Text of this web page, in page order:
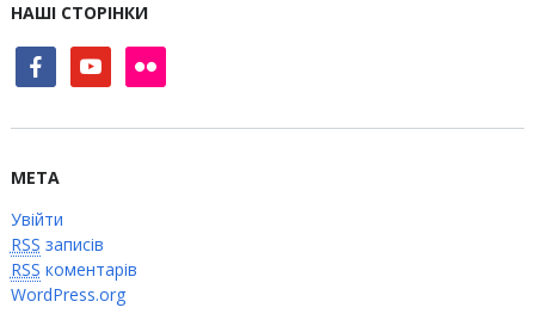
НАШІ СТОРІНКИ
facebookyoutube flickr
МЕТА
Увійти
RSS записів
RSS коментарів
WordPress.org